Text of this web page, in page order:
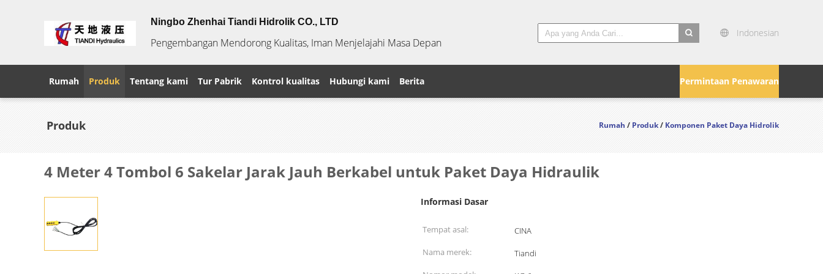
Ningbo Zhenhai Tiandi Hidrolik CO., LTD
Pengembangan Mendorong Kualitas, Iman Menjelajahi Masa Depan
Indonesian
Permintaan Penawaran
Rumah Produk Tentang kami Tur Pabrik Kontrol kualitas Hubungi kami Berita
Produk Rumah/Produk/Komponen Paket Daya Hidrolik
4 Meter 4 Tombol 6 Sakelar Jarak Jauh Berkabel untuk Paket Daya Hidraulik
Informasi Dasar
Tempat asal:
CINA
Nama merek:
Tiandi